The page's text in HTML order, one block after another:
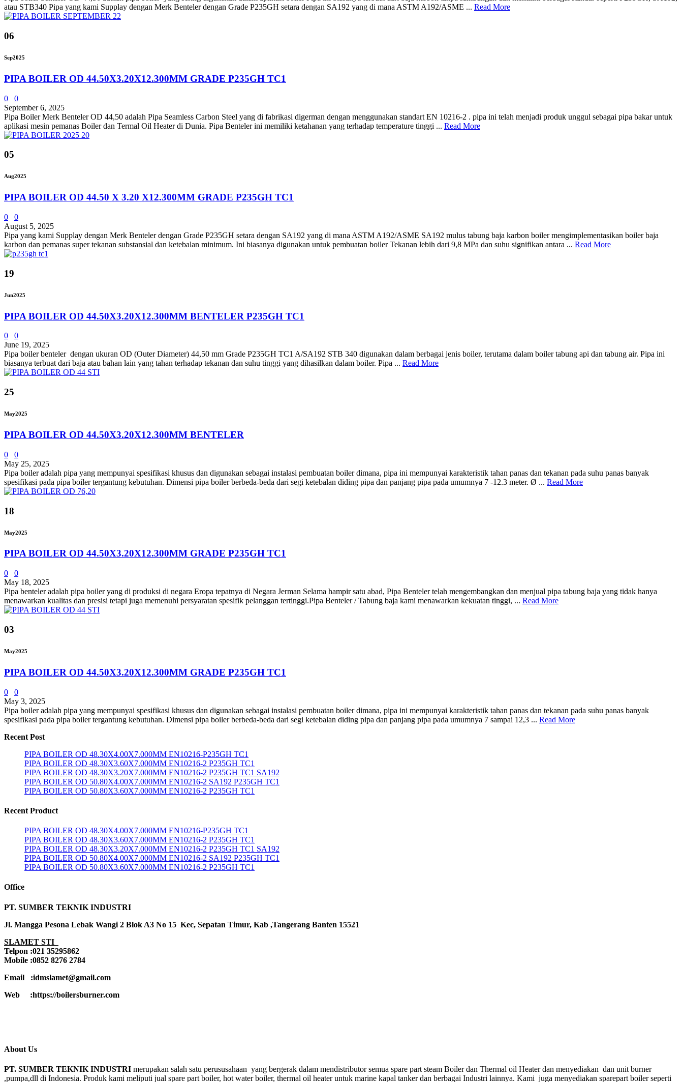
atau STB340 Pipa yang kami Supplay dengan Merk Benteler dengan Grade P235GH setara dengan SA192 yang di mana ASTM A192/ASME ... Read More
06
Sep2025
PIPA BOILER OD 44.50X3.20X12.300MM GRADE P235GH TC1
0
0
September 6, 2025
Pipa Boiler Merk Benteler OD 44,50 adalah Pipa Seamless Carbon Steel yang di fabrikasi digerman dengan menggunakan standart EN 10216-2 . pipa ini telah menjadi produk unggul sebagai pipa bakar untuk
aplikasi mesin pemanas Boiler dan Termal Oil Heater di Dunia. Pipa Benteler ini memiliki ketahanan yang terhadap temperature tinggi ... Read More
05
Aug2025
PIPA BOILER OD 44.50 X 3.20 X12.300MM GRADE P235GH TC1
0
0
August 5, 2025
Pipa yang kami Supplay dengan Merk Benteler dengan Grade P235GH setara dengan SA192 yang di mana ASTM A192/ASME SA192 mulus tabung baja karbon boiler mengimplementasikan boiler baja
karbon dan pemanas super tekanan substansial dan ketebalan minimum. Ini biasanya digunakan untuk pembuatan boiler Tekanan lebih dari 9,8 MPa dan suhu signifikan antara ... Read More
19
Jun2025
PIPA BOILER OD 44.50X3.20X12.300MM BENTELER P235GH TC1
0
0
June 19, 2025
Pipa boiler benteler dengan ukuran OD (Outer Diameter) 44,50 mm Grade P235GH TC1 A/SA192 STB 340 digunakan dalam berbagai jenis boiler, terutama dalam boiler tabung api dan tabung air. Pipa ini
biasanya terbuat dari baja atau bahan lain yang tahan terhadap tekanan dan suhu tinggi yang dihasilkan dalam boiler. Pipa ... Read More
25
May2025
PIPA BOILER OD 44.50X3.20X12.300MM BENTELER
0
0
May 25, 2025
Pipa boiler adalah pipa yang mempunyai spesifikasi khusus dan digunakan sebagai instalasi pembuatan boiler dimana, pipa ini mempunyai karakteristik tahan panas dan tekanan pada suhu panas banyak
spesifikasi pada pipa boiler tergantung kebutuhan. Dimensi pipa boiler berbeda-beda dari segi ketebalan diding pipa dan panjang pipa pada umumnya 7 -12.3 meter. Ø ... Read More
18
May2025
PIPA BOILER OD 44.50X3.20X12.300MM GRADE P235GH TC1
0
0
May 18, 2025
Pipa benteler adalah pipa boiler yang di produksi di negara Eropa tepatnya di Negara Jerman Selama hampir satu abad, Pipa Benteler telah mengembangkan dan menjual pipa tabung baja yang tidak hanya
menawarkan kualitas dan presisi tetapi juga memenuhi persyaratan spesifik pelanggan tertinggi.Pipa Benteler / Tabung baja kami menawarkan kekuatan tinggi, ... Read More
03
May2025
PIPA BOILER OD 44.50X3.20X12.300MM GRADE P235GH TC1
0
0
May 3, 2025
Pipa boiler adalah pipa yang mempunyai spesifikasi khusus dan digunakan sebagai instalasi pembuatan boiler dimana, pipa ini mempunyai karakteristik tahan panas dan tekanan pada suhu panas banyak
spesifikasi pada pipa boiler tergantung kebutuhan. Dimensi pipa boiler berbeda-beda dari segi ketebalan diding pipa dan panjang pipa pada umumnya 7 sampai 12,3 ... Read More
Recent Post
PIPA BOILER OD 48.30X4.00X7.000MM EN10216-P235GH TC1
PIPA BOILER OD 48.30X3.60X7.000MM EN10216-2 P235GH TC1
PIPA BOILER OD 48.30X3.20X7.000MM EN10216-2 P235GH TC1 SA192
PIPA BOILER OD 50.80X4.00X7.000MM EN10216-2 SA192 P235GH TC1
PIPA BOILER OD 50.80X3.60X7.000MM EN10216-2 P235GH TC1
Recent Product
PIPA BOILER OD 48.30X4.00X7.000MM EN10216-P235GH TC1
PIPA BOILER OD 48.30X3.60X7.000MM EN10216-2 P235GH TC1
PIPA BOILER OD 48.30X3.20X7.000MM EN10216-2 P235GH TC1 SA192
PIPA BOILER OD 50.80X4.00X7.000MM EN10216-2 SA192 P235GH TC1
PIPA BOILER OD 50.80X3.60X7.000MM EN10216-2 P235GH TC1
Office
PT. SUMBER TEKNIK INDUSTRI
Jl. Mangga Pesona Lebak Wangi 2 Blok A3 No 15 Kec, Sepatan Timur, Kab ,Tangerang Banten 15521
SLAMET STI
Telpon :021 35295862
Mobile :0852 8276 2784
Email :idmslamet@gmail.com
Web :https://boilersburner.com
About Us
PT. SUMBER TEKNIK INDUSTRI merupakan salah satu perususahaan yang bergerak dalam mendistributor semua spare part steam Boiler dan Thermal oil Heater dan menyediakan dan unit burner
,pumpa,dll di Indonesia. Produk kami meliputi jual spare part boiler, hot water boiler, thermal oil heater untuk marine kapal tanker dan berbagai Industri lainnya. Kami juga menyediakan sparepart boiler seperti